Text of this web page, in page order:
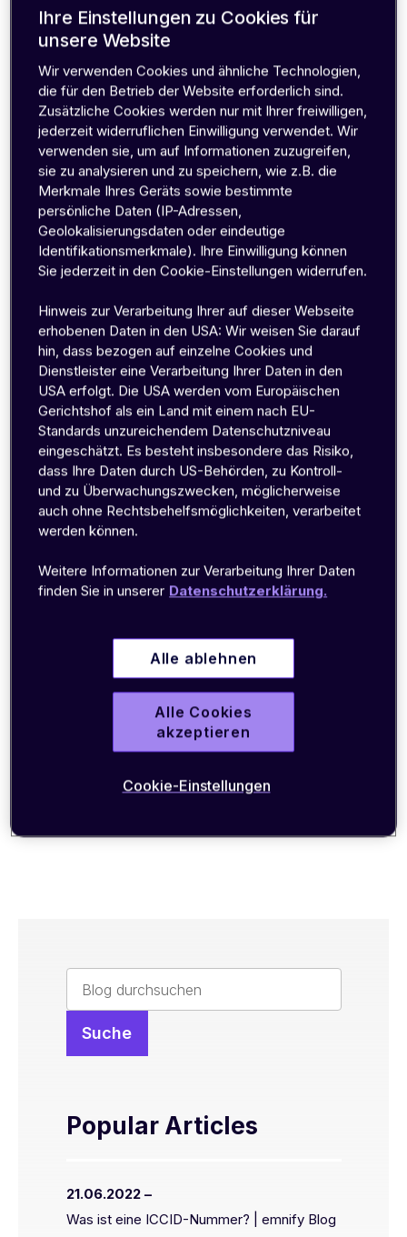
Smart Building
Flottenmanagement
POS
EV-Charging
Smart Farming
Energie
Alle Branchen
Nach Unternehmensgröße
Startups
KMUs
Entdecken Sie, warum Unternehmen rund um
den Globus emnify vertrauen
See Case Studies
(auf Englisch)
Kundenbewertungen
Log in Alle Kategorien
CELLULAR IOT
IT vs. OT im IoT: Brauchen wir
wirklich beides?
22.06.2026
In der Welt des IoT (Internet of
Things) gibt es seit Langem eine
scheiden: Brauchen wir IT oder brauchen wir
1
Popular Articles
21.06.2022 –
Was ist eine ICCID-Nummer? | emnify Blog
Ihre Einstellungen zu Cookies für
unsere Website
Wir verwenden Cookies und ähnliche Technologien,
die für den Betrieb der Website erforderlich sind.
Zusätzliche Cookies werden nur mit Ihrer freiwilligen,
jederzeit widerruflichen Einwilligung verwendet. Wir
verwenden sie, um auf Informationen zuzugreifen,
sie zu analysieren und zu speichern, wie z.B. die
Merkmale Ihres Geräts sowie bestimmte
persönliche Daten (IP-Adressen,
Geolokalisierungsdaten oder eindeutige
Identifikationsmerkmale). Ihre Einwilligung können
Sie jederzeit in den Cookie-Einstellungen widerrufen.
Hinweis zur Verarbeitung Ihrer auf dieser Webseite
erhobenen Daten in den USA: Wir weisen Sie darauf
hin, dass bezogen auf einzelne Cookies und
Dienstleister eine Verarbeitung Ihrer Daten in den
USA erfolgt. Die USA werden vom Europäischen
Gerichtshof als ein Land mit einem nach EU-
Standards unzureichendem Datenschutzniveau
eingeschätzt. Es besteht insbesondere das Risiko,
dass Ihre Daten durch US-Behörden, zu Kontroll-
und zu Überwachungszwecken, möglicherweise
auch ohne Rechtsbehelfsmöglichkeiten, verarbeitet
werden können.
Weitere Informationen zur Verarbeitung Ihrer Daten
finden Sie in unserer Datenschutzerklärung.
Alle ablehnen
Alle Cookies
akzeptieren
Cookie-Einstellungen